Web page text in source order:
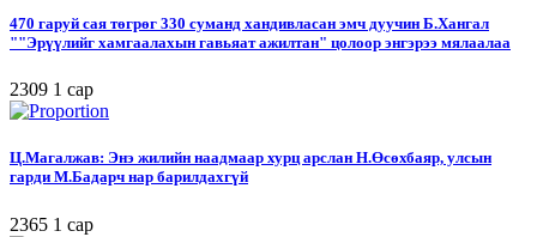
470 гаруй сая төгрөг 330 суманд хандивласан эмч дуучин Б.Хангал
""Эрүүлийг хамгаалахын гавьяат ажилтан" цолоор энгэрээ мялаалаа
2309 1 сар
Ц.Магалжав: Энэ жилийн наадмаар хурц арслан Н.Өсөхбаяр, улсын
гарди М.Бадарч нар барилдахгүй
2365 1 сар